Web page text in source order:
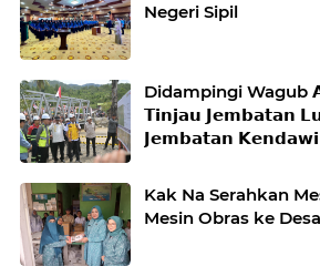
Negeri Sipil
Didampingi Wagub
𝗧𝗶𝗻𝗷𝗮𝘂 𝗝𝗲𝗺𝗯𝗮𝘁𝗮𝗻
𝗝𝗲𝗺𝗯𝗮𝘁𝗮𝗻 𝗞𝗲𝗻𝗱𝗮𝘄𝗶
Kak Na Serahkan
Mesin Obras ke